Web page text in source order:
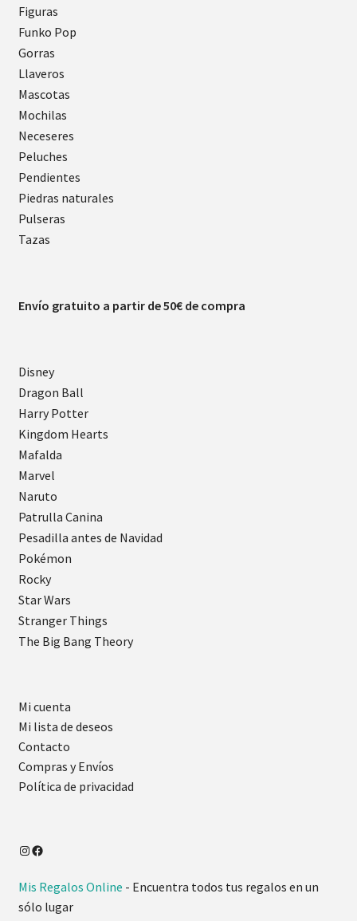
Figuras
Funko Pop
Gorras
Llaveros
Mascotas
Mochilas
Neceseres
Peluches
Pendientes
Piedras naturales
Pulseras
Tazas
Envío gratuito a partir de 50€ de compra
Disney
Dragon Ball
Harry Potter
Kingdom Hearts
Mafalda
Marvel
Naruto
Patrulla Canina
Pesadilla antes de Navidad
Pokémon
Rocky
Star Wars
Stranger Things
The Big Bang Theory
Mi cuenta
Mi lista de deseos
Contacto
Compras y Envíos
Política de privacidad
Mis Regalos Online - Encuentra todos tus regalos en un
sólo lugar